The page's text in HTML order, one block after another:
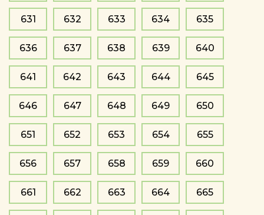
631 632 633 634 635
636 637 638 639 640
641 642 643 644 645
646 647 648 649 650
651 652 653 654 655
656 657 658 659 660
661 662 663 664 665